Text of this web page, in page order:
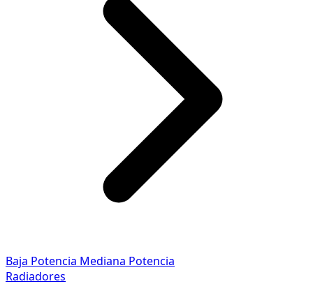
Baja Potencia Mediana Potencia
Radiadores